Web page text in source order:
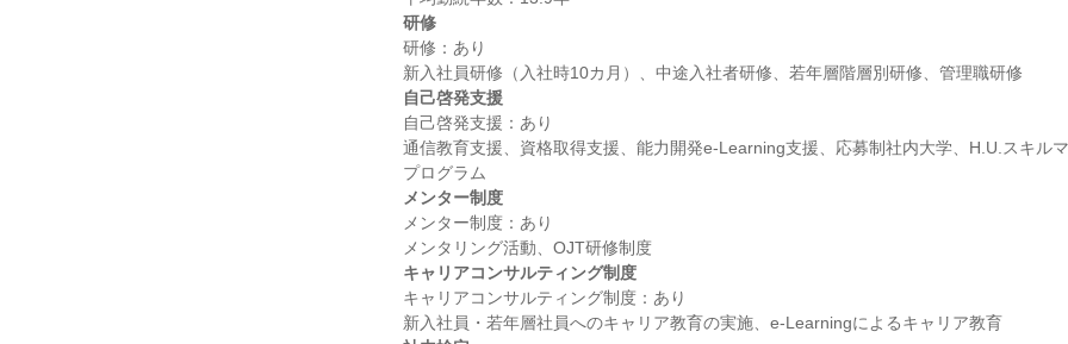
研修
研修：あり
自己啓発支援
自己啓発支援：あり
通信教育支援、資格取得支援、能力開発e-Learning支援、応募制社内大学、H.U.スキル
メンター制度
メンター制度：あり
キャリアコンサルティング制度
キャリアコンサルティング制度：あり